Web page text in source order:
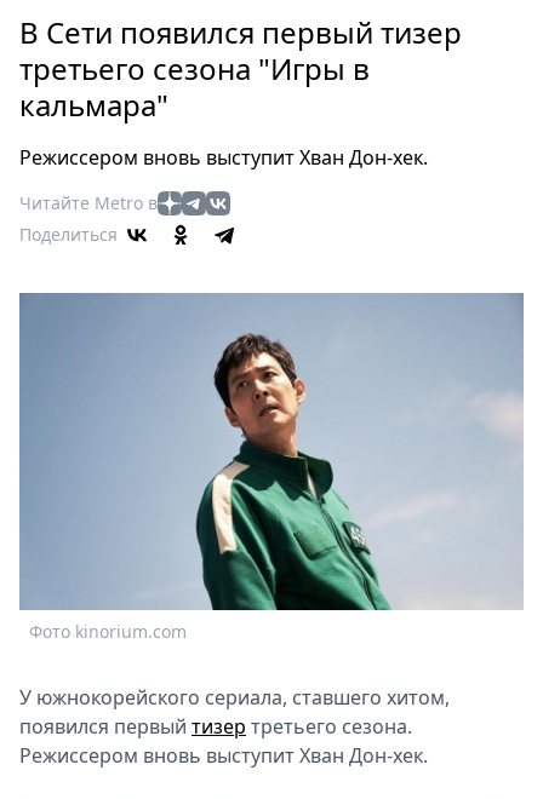
Россия
Мир
Здоровье
Туризм
Мода
Театр
Выставки
Спецпроекты
Выборы
Скачай
В Сети появился первый тизер
третьего сезона "Игры в
кальмара"
Режиссером вновь выступит Хван Дон-хек.
Читайте Metro в
Поделиться
Фото kinorium.com
У южнокорейского сериала, ставшего хитом,
появился первый тизер третьего сезона.
Режиссером вновь выступит Хван Дон-хек.